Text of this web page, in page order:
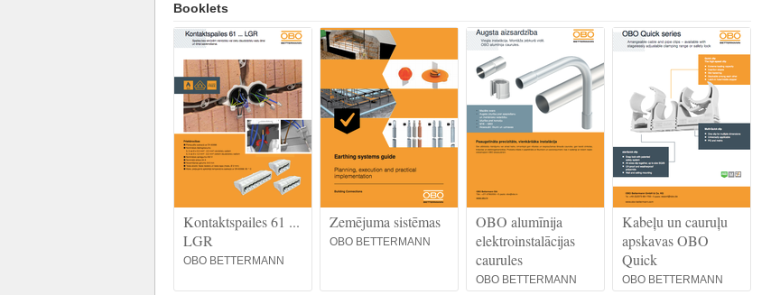
Booklets
Kontaktspailes 61 ...
LGR
OBO BETTERMANN
Zemējuma sistēmas
OBO BETTERMANN
OBO alumīnija
elektroinstalācijas
caurules
OBO BETTERMANN
Kabeļu un cauruļu
apskavas OBO
Quick
OBO BETTERMANN